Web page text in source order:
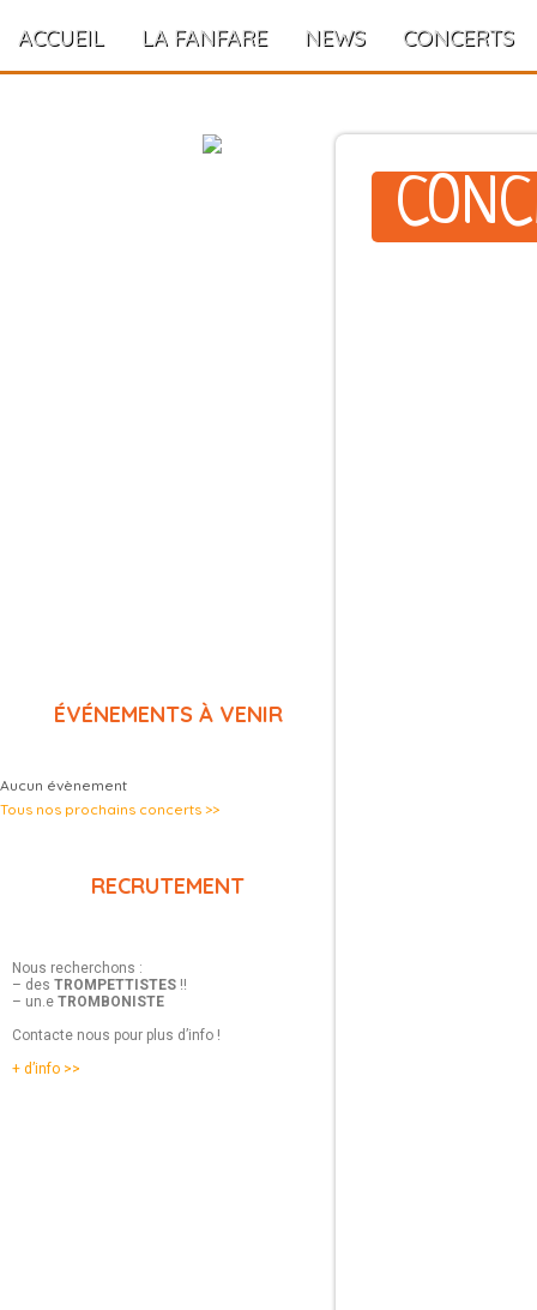
ACCUEIL LA FANFARE NEWS CONCERTS
ÉVÉNEMENTS À VENIR
Aucun évènement
Tous nos prochains concerts >>
RECRUTEMENT
Nous recherchons :
– des TROMPETTISTES !!
– un.e TROMBONISTE
Contacte nous pour plus d’info !
+ d’info >>